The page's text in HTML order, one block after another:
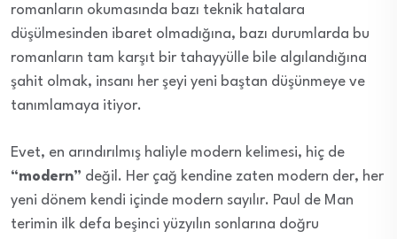
romanların okumasında bazı teknik hatalara
düşülmesinden ibaret olmadığına, bazı durumlarda bu
romanların tam karşıt bir tahayyülle bile algılandığına
şahit olmak, insanı her şeyi yeni baştan düşünmeye ve
tanımlamaya itiyor.
Evet, en arındırılmış haliyle modern kelimesi, hiç de
“modern” değil. Her çağ kendine zaten modern der, her
yeni dönem kendi içinde modern sayılır. Paul de Man
terimin ilk defa beşinci yüzyılın sonlarına doğru